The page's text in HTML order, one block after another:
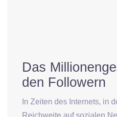
Das
den Followern
In Zeiten des Internets, in